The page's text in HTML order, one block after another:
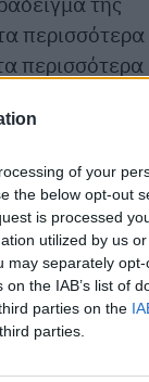
of your
the below opt-out
is processed
utilized by us
may separately
the IAB’s list of
parties on the
parties.
περισσότερα
περισσότερα
και κλάδοι
να
ενώ η